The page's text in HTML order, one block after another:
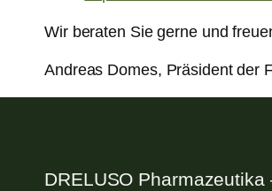
Wir beraten Sie gerne und
Andreas Domes, Präsident der
DRELUSO